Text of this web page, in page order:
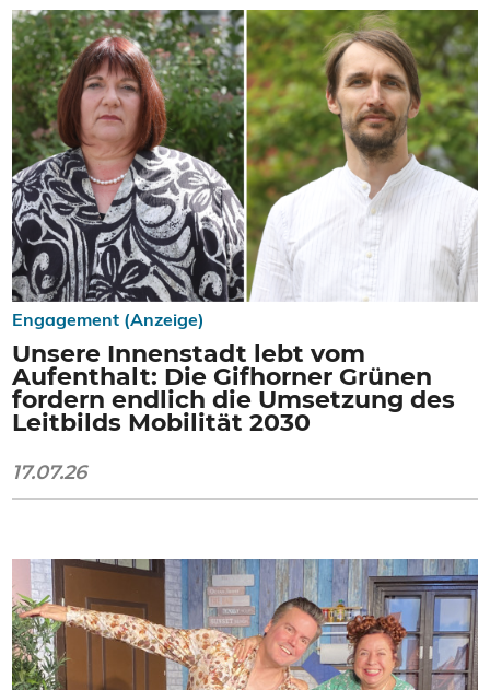
Engagement (Anzeige)
Unsere Innenstadt lebt vom
Aufenthalt: Die Gifhorner Grünen
fordern endlich die Umsetzung des
Leitbilds Mobilität 2030
17.07.26